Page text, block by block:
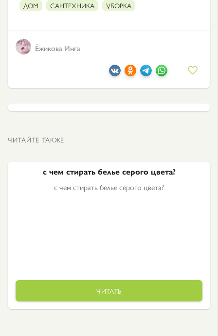
ДОМ САНТЕХНИКА УБОРКА
Ёжикова Инга
ЧИТАЙТЕ ТАКЖЕ
с чем стирать белье серого цвета?
с чем стирать белье серого цвета?
ЧИТАТЬ